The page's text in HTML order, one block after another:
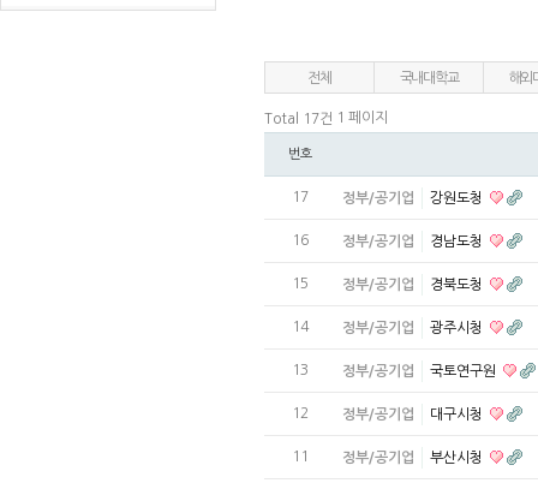
전체 국내대학교 해외
Total 17건 1 페이지
번호
17 정부/공기업 강원도청
16 정부/공기업 경남도청
15 정부/공기업 경북도청
14 정부/공기업 광주시청
13 정부/공기업 국토연구원
12 정부/공기업 대구시청
11 정부/공기업 부산시청